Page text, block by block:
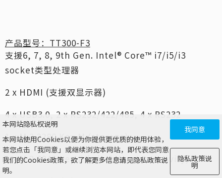
产品型号：TT300-F3
支援6, 7, 8, 9th Gen. Intel® Core™ i7/i5/i3
socket类型处理器
2 x HDMI (支援双显示器)
4 x USB3.0, 2 x RS232/422/485, 4 x RS232
1 x M.2 2280 Key M (storage)
1 x M.2 3042 Key B (wireless connectivity)
本网站隐私权说明
本网站使用Cookies以便为你提供更优质的使用体验，
若您点击「我同意」或继续浏览本网站，即代表您同意
我们的Cookies政策，欲了解更多信息请见隐私政策说
明。
我同意
隐私政策说
明